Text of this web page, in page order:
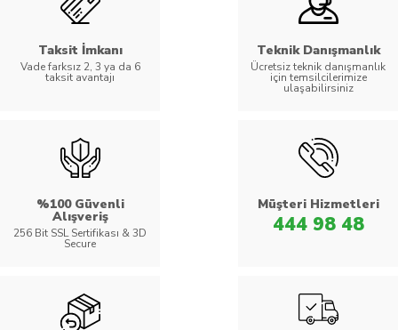
Taksit İmkanı
Vade farksız 2, 3 ya da 6
taksit avantajı
Teknik Danışmanlık
Ücretsiz teknik danışmanlık
için temsilcilerimize
ulaşabilirsiniz
%100 Güvenli
Alışveriş
256 Bit SSL Sertifikası & 3D
Secure
Müşteri Hizmetleri
444 98 48